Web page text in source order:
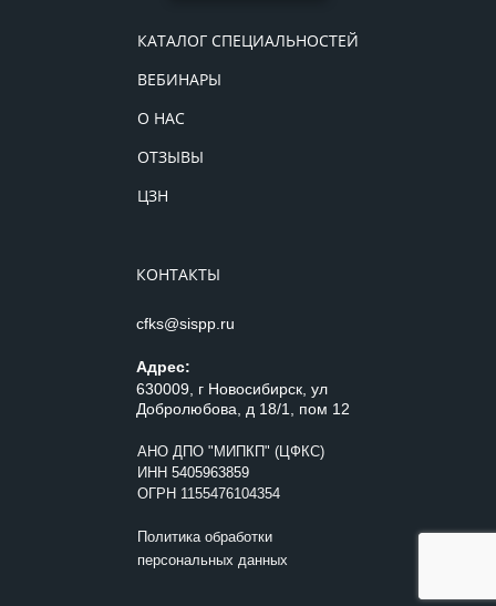
КАТАЛОГ СПЕЦИАЛЬНОСТЕЙ
ВЕБИНАРЫ
О НАС
ОТЗЫВЫ
ЦЗН
КОНТАКТЫ
cfks@sispp.ru
Адрес:
630009, г Новосибирск, ул
Добролюбова, д 18/1, пом 12
АНО ДПО "МИПКП" (ЦФКС)
ИНН 5405963859
ОГРН 1155476104354
Политика обработки
персональных данных